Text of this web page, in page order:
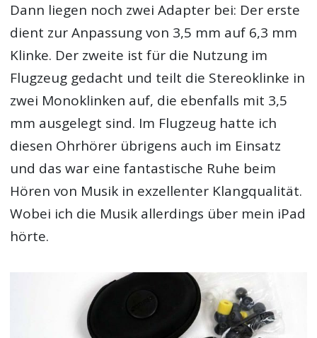
Dann liegen noch zwei Adapter bei: Der erste
dient zur Anpassung von 3,5 mm auf 6,3 mm
Klinke. Der zweite ist für die Nutzung im
Flugzeug gedacht und teilt die Stereoklinke in
zwei Monoklinken auf, die ebenfalls mit 3,5
mm ausgelegt sind. Im Flugzeug hatte ich
diesen Ohrhörer übrigens auch im Einsatz
und das war eine fantastische Ruhe beim
Hören von Musik in exzellenter Klangqualität.
Wobei ich die Musik allerdings über mein iPad
hörte.